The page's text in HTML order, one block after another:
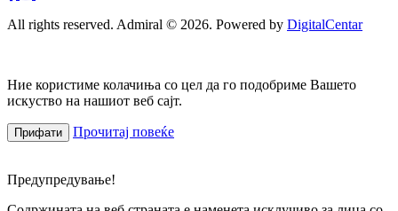
All rights reserved. Admiral © 2026. Powered by DigitalCentar
Ние користиме колачиња со цел да го подобриме Вашето
искуство на нашиот веб сајт.
Прифати Прочитај повеќе
Предупредување!